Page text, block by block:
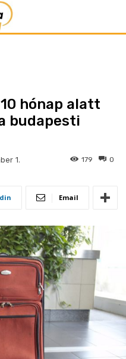
hónap alatt
budapesti
1. 0
179
Email